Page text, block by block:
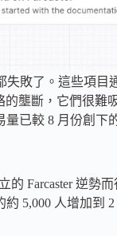
敗了。這些項目
壟斷，它們很難
已較 8 月份創下
的 Farcaster 逆勢
5,000 人增加到